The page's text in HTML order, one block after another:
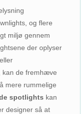
og flere
miljø gennem
der oplyser
kan de fremhæve
mere rummelige
spotlights kan
designer så at